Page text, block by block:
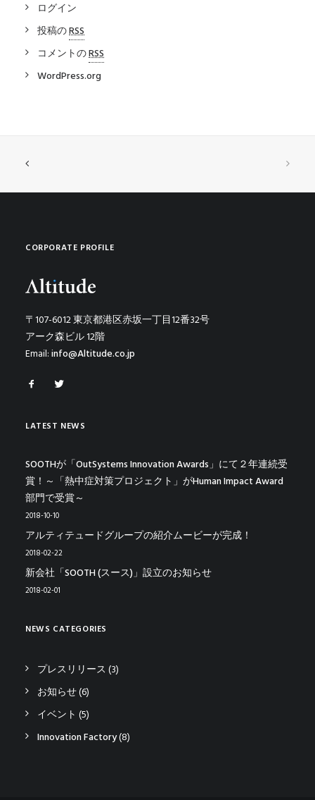
ログイン
投稿のRSS
コメントのRSS
WordPress.org
CORPORATE PROFILE
〒107-6012 東京都港区赤坂一丁目12番32号
アーク森ビル 12階
Email:info@Altitude.co.jp
LATEST NEWS
SOOTHが「OutSystems Innovation Awards」にて２年連続受
賞！～「熱中症対策プロジェクト」がHuman Impact Award
部門で受賞～
2018-10-10
アルティテュードグループの紹介ムービーが完成！
2018-02-22
新会社「SOOTH (スース)」設立のお知らせ
2018-02-01
NEWS CATEGORIES
プレスリリース (3)
お知らせ(6)
イベント (5)
Innovation Factory(8)